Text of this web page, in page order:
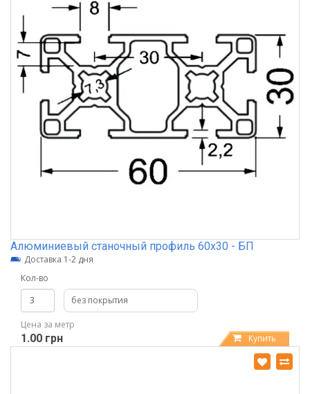
Алюминиевый станочный профиль 60х30 - БП
Доставка 1-2 дня
Кол-во
без покрытия
Цена за метр
1.00 грн Купить